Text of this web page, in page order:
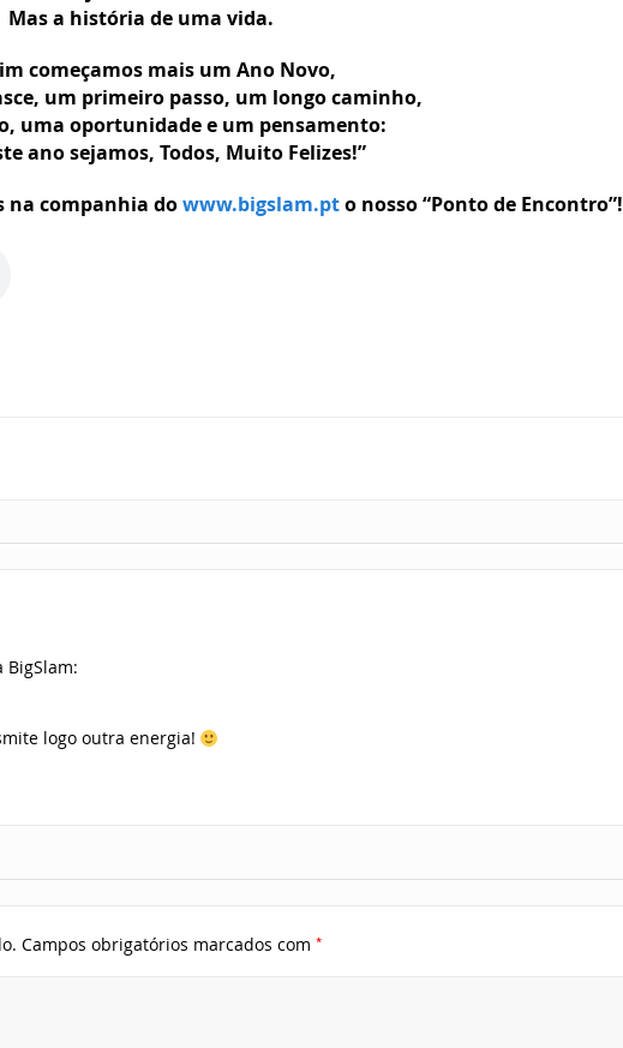
Mas a história de uma vida.
começamos mais um Ano Novo,
um primeiro passo, um longo caminho,
uma oportunidade e um pensamento:
ano sejamos, Todos, Muito Felizes!”
na companhia dowww.bigslam.pto nosso “Ponto de Encontro”!
BigSlam:
logo outra energia!
Campos obrigatórios marcados com *